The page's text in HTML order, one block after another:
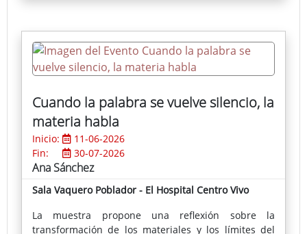
Cuando la palabra se vuelve silencio, la
materia habla
Inicio:
11-06-2026
Fin:
30-07-2026
Ana Sánchez
Sala Vaquero Poblador - El Hospital Centro Vivo
La muestra propone una reflexión sobre la
transformación de los materiales y los límites del